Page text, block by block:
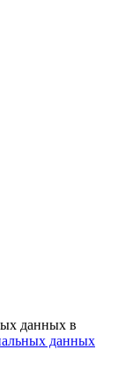
данных в
данных